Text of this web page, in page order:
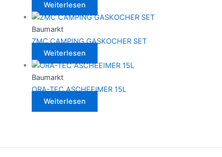
Weiterlesen
Baumarkt
ZMC CAMPING GASKOCHER SET
Weiterlesen
Baumarkt
ORA-TEC ASCHEEIMER 15L
Weiterlesen